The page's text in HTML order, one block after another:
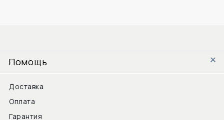
Помощь
Доставка
Оплата
Гарантия